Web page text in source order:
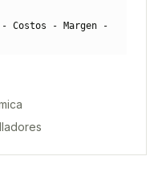
Costos - Margen -